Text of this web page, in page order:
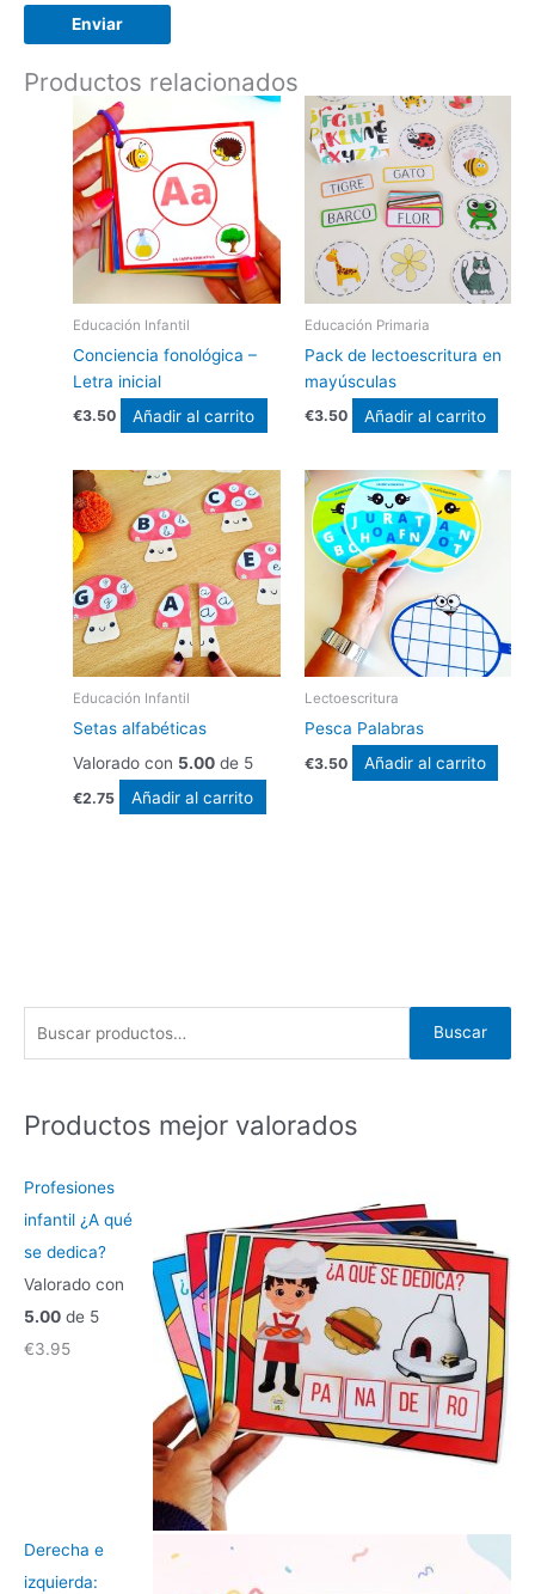
Productos relacionados
Educación Infantil
Conciencia fonológica –
Letra inicial
€3.50 Añadir al carrito
Educación Primaria
Pack de lectoescritura en
mayúsculas
€3.50 Añadir al carrito
Educación Infantil
Setas alfabéticas
Valorado con 5.00 de 5
€2.75 Añadir al carrito
Lectoescritura
Pesca Palabras
€3.50 Añadir al carrito
c
r
p
o
r
:
Buscar
Productos mejor valorados
Profesiones
infantil ¿A qué
se dedica?
Valorado con
5.00 de 5
€3.95
Derecha e
izquierda: